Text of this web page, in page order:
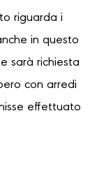
riguarda i
in questo
sarà richiesta
con arredi
effettuato